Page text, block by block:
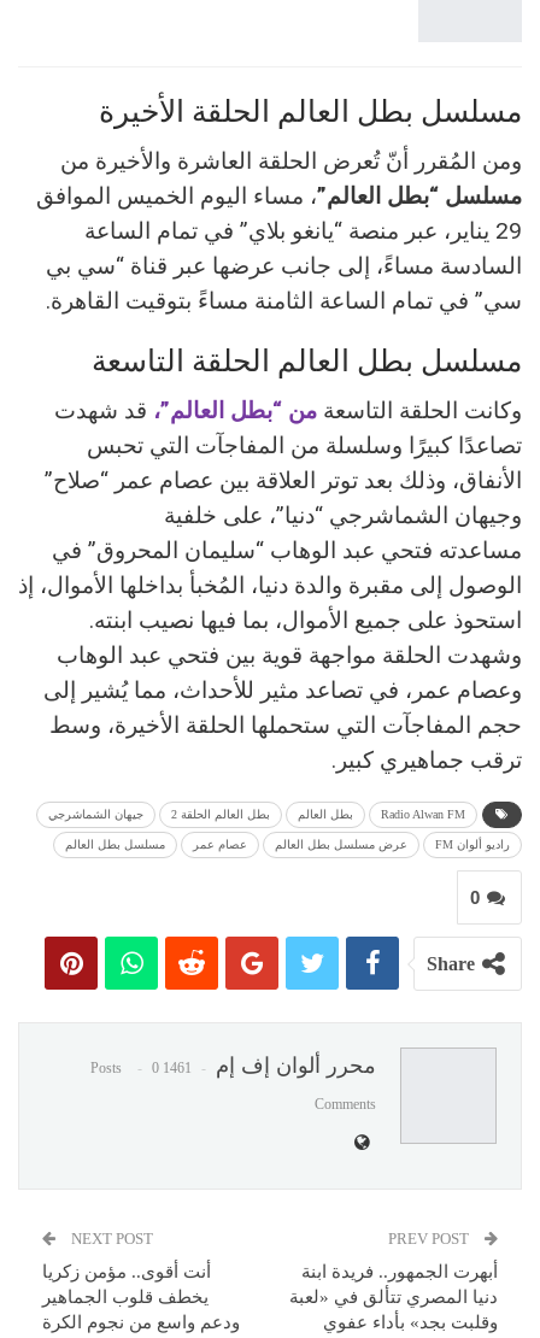
مسلسل بطل العالم الحلقة الأخيرة
ومن المُقرر أنّ تُعرض الحلقة العاشرة والأخيرة من
مسلسل “بطل العالم”، مساء اليوم الخميس الموافق
29 يناير، عبر منصة “يانغو بلاي” في تمام الساعة
السادسة مساءً، إلى جانب عرضها عبر قناة “سي بي
سي” في تمام الساعة الثامنة مساءً بتوقيت القاهرة.
مسلسل بطل العالم الحلقة التاسعة
وكانت الحلقة التاسعة من “بطل العالم”، قد شهدت
تصاعدًا كبيرًا وسلسلة من المفاجآت التي تحبس
الأنفاق، وذلك بعد توتر العلاقة بين عصام عمر “صلاح”
وجيهان الشماشرجي “دنيا”، على خلفية
مساعدته فتحي عبد الوهاب “سليمان المحروق” في
الوصول إلى مقبرة والدة دنيا، المُخبأ بداخلها الأموال، إذ
استحوذ على جميع الأموال، بما فيها نصيب ابنته.
وشهدت الحلقة مواجهة قوية بين فتحي عبد الوهاب
وعصام عمر، في تصاعد مثير للأحداث، مما يُشير إلى
حجم المفاجآت التي ستحملها الحلقة الأخيرة، وسط
ترقب جماهيري كبير.
Radio Alwan FM بطل العالم بطل العالم الحلقة 2 جيهان الشماشرجي
راديو ألوان FM عرض مسلسل بطل العالم عصام عمر مسلسل بطل العالم
0
Share
محرر ألوان إف إم 1461 Posts
0
Comments
أبهرت الجمهور.. فريدة ابنة
دنيا المصري تتألق في «لعبة
وقلبت بجد» بأداء عفوي
NEXT POST
أنت أقوى.. مؤمن زكريا
يخطف قلوب الجماهير
ودعم واسع من نجوم الكرة